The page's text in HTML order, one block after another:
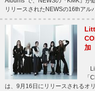
リリースされたNEWSの16thア
加
「
は、9月16日にリリースされるオ